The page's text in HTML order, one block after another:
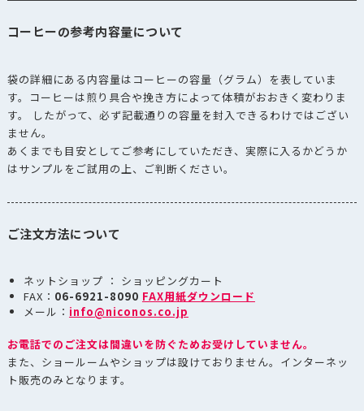
コーヒーの参考内容量について
袋の詳細にある内容量はコーヒーの容量（グラム）を表していま
す。コーヒーは煎り具合や挽き方によって体積がおおきく変わりま
す。 したがって、必ず記載通りの容量を封入できるわけではござい
ません。
あくまでも目安としてご参考にしていただき、実際に入るかどうか
はサンプルをご試用の上、ご判断ください。
ご注文方法について
ネットショップ ： ショッピングカート
FAX： 06-6921-8090 FAX用紙ダウンロード
メール： info@niconos.co.jp
お電話でのご注文は間違いを防ぐためお受けしていません。
また、ショールームやショップは設けておりません。インターネッ
ト販売のみとなります。